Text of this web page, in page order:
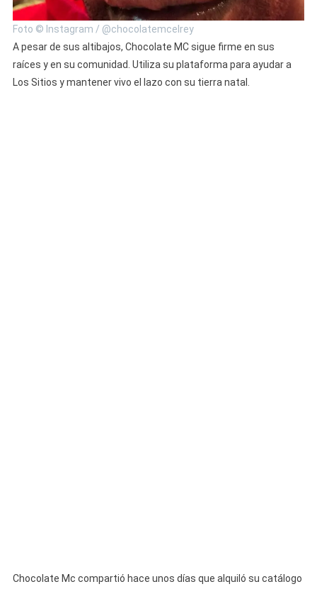
Foto © Instagram / @chocolatemcelrey
A pesar de sus altibajos, Chocolate MC sigue firme en sus
raíces y en su comunidad. Utiliza su plataforma para ayudar a
Los Sitios y mantener vivo el lazo con su tierra natal.
Chocolate Mc compartió hace unos días que alquiló su catálogo